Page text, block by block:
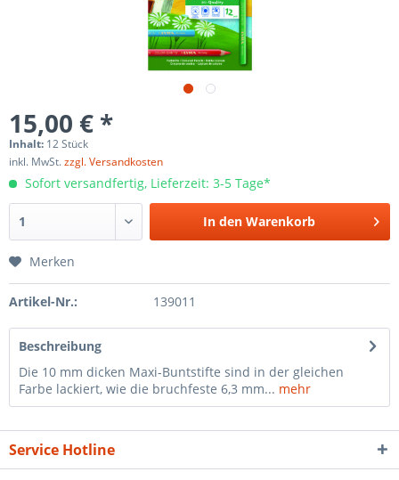
15,00 € *
Inhalt: 12 Stück
inkl. MwSt.zzgl. Versandkosten
Sofort versandfertig, Lieferzeit: 3-5 Tage*
In den Warenkorb
Merken
Artikel-Nr.: 139011
Beschreibung
Die 10 mm dicken Maxi-Buntstifte sind in der gleichen
Farbe lackiert, wie die bruchfeste 6,3 mm... mehr
Service Hotline